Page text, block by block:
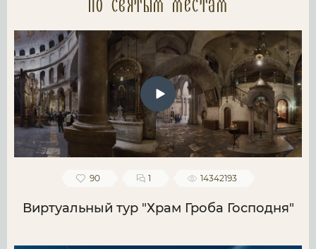
по святым местам
90 1 14342193
Виртуальный тур "Храм Гроба Господня"